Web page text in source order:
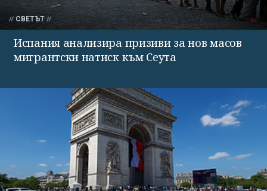
СВЕТЪТ
Испания анализира призиви за нов масов
мигрантски натиск към Сеута